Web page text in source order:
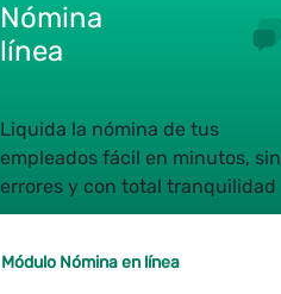
Nómina
línea
Liquida la nómina de tus
empleados fácil en minutos, sin
errores y con total tranquilidad
Módulo Nómina en línea